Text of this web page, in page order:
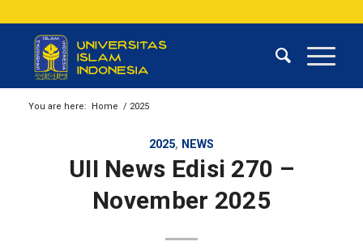
You are here: Home / 2025
2025, NEWS
UII News Edisi 270 –
November 2025